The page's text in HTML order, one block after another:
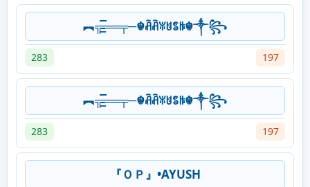
︻╦̵̵͇̿̿̿̿══╤─☬ꋫꋫꐟꐇꌚꑛ☬༒꧂
283 197
︻╦̵̵͇̿̿̿̿══╤─☬ꋫꋫꐟꐇꌚꑛ☬༒꧂
283 197
『ＯＰ』•AYUSH